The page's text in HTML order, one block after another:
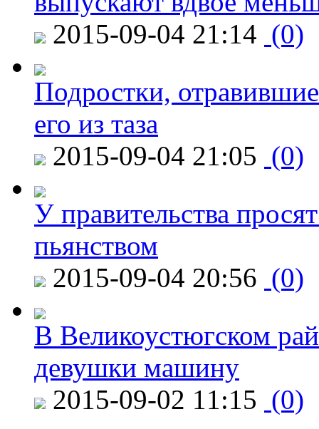
2015-09-04 21:14 (0)
Подростки,
его из таза
2015-09-04 21:05 (0)
У правительства
пьянством
2015-09-04 20:56 (0)
В Великоустюгском
девушки машину
2015-09-02 11:15 (0)